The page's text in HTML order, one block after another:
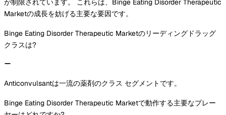
が制限されています。 これらは、Binge Eating Disorder Therapeutic
Marketの成長を妨げる主要な要因です。
Binge Eating Disorder Therapeutic Marketのリーディングドラッグ
クラスは?
Anticonvulsantは一流の薬剤のクラス セグメントです。
Binge Eating Disorder Therapeutic Marketで動作する主要なプレー